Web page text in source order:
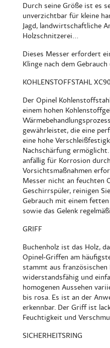
Durch seine Größe ist es
unverzichtbar für kleine
Jagd, landwirtschaftliche
Holzschnitzerei...
Dieses Messer erfordert
Klinge nach dem
KOHLENSTOFFSTAHL
Der Opinel
einem hohen
gewährleistet, die eine
eine hohe
Nachschärfung
anfällig für Korrosion
Vorsichtsmaßnahmen
Messer nicht an feuchten
Geschirrspüler, reinigen
Gebrauch mit einem
sowie das Gelenk
GRIFF
Buchenholz ist das Holz,
Opinel-Griffen am
stammt aus
widerstandsfähig und
homogenen Aussehen
bis rosa. Es ist an der
erkennbar. Der Griff ist
Feuchtigkeit und
SICHERHEITSRING